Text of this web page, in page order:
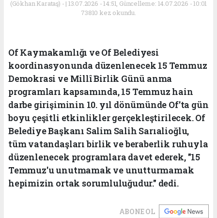
(Gökhan Karataş) - | 13.07.2026 - 14:51, Güncelleme: 14.07.2026 - 10:01
73810 kez okundu.
Of Kaymakamlığı ve Of Belediyesi
koordinasyonunda düzenlenecek 15 Temmuz
Demokrasi ve Millî Birlik Günü anma
programları kapsamında, 15 Temmuz hain
darbe girişiminin 10. yıl dönümünde Of'ta gün
boyu çeşitli etkinlikler gerçekleştirilecek. Of
Belediye Başkanı Salim Salih Sarıalioğlu,
tüm vatandaşları birlik ve beraberlik ruhuyla
düzenlenecek programlara davet ederek, "15
Temmuz'u unutmamak ve unutturmamak
hepimizin ortak sorumluluğudur." dedi.
ABONE OL